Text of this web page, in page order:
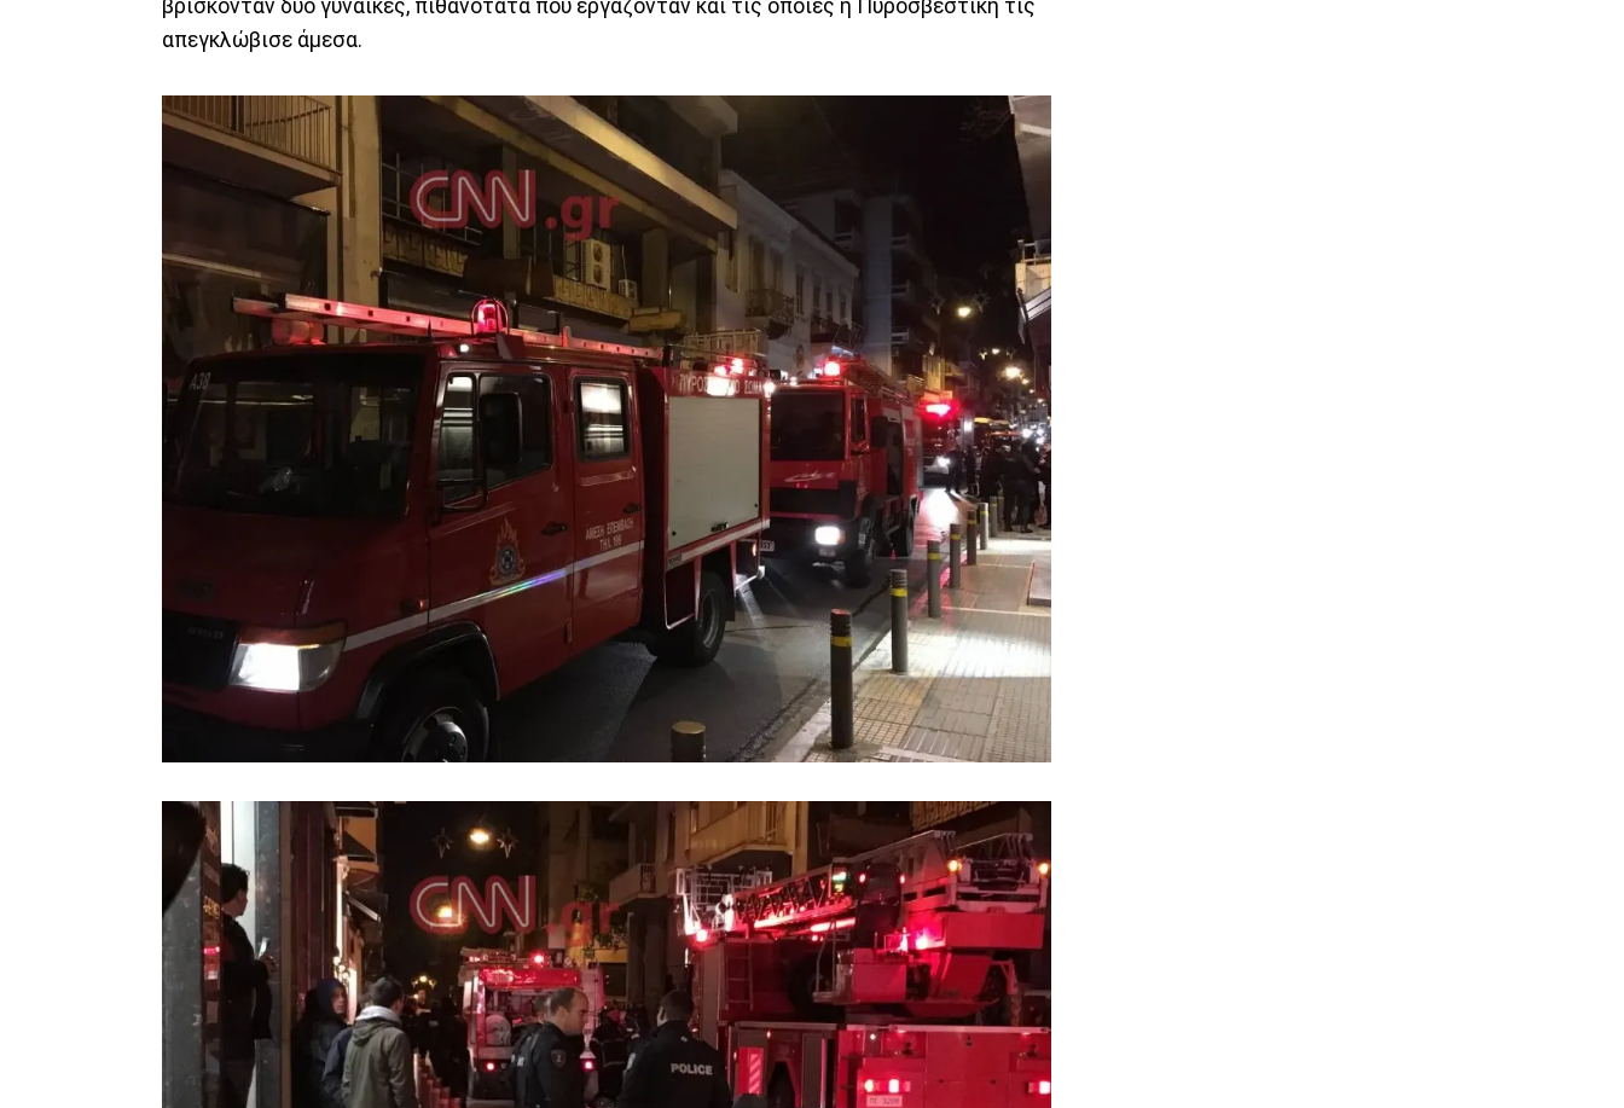
βρίσκονταν δύο γυναίκες, πιθανότατα που εργάζονταν και τις οποίες η Πυροσβεστική τις
απεγκλώβισε άμεσα.